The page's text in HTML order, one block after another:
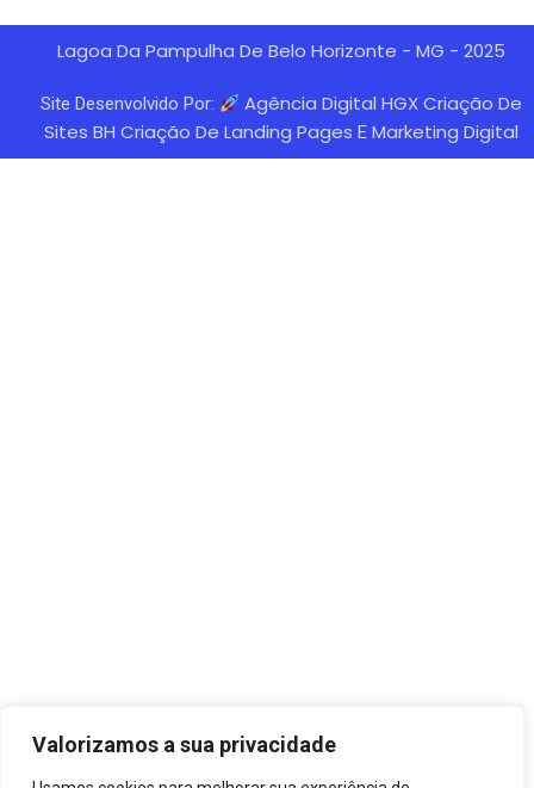
Valorizamos a sua privacidade
Lagoa Da Pampulha De Belo Horizonte - MG - 2025
Site Desenvolvido Por:
Agência Digital HGX Criação De
Sites BH Criação De Landing Pages E Marketing Digital